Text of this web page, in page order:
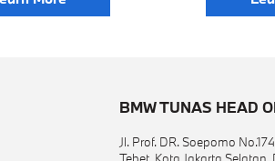
di JIExpo Kemayoran
konsep
BMW TUNAS HEAD
Jl. Prof. DR. Soepomo